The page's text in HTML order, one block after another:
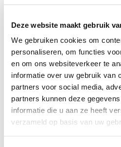
Deze website maakt gebruik
We gebruiken cookies om
personaliseren, om functies
en om ons websiteverkeer te
informatie over uw gebruik van
partners voor social media,
partners kunnen deze
informatie die u aan ze heeft
verzameld op basis van uw
Diameter (cm):
Material:
Artikel nummer:
Verantwoordelijk
Bekijk gegevens